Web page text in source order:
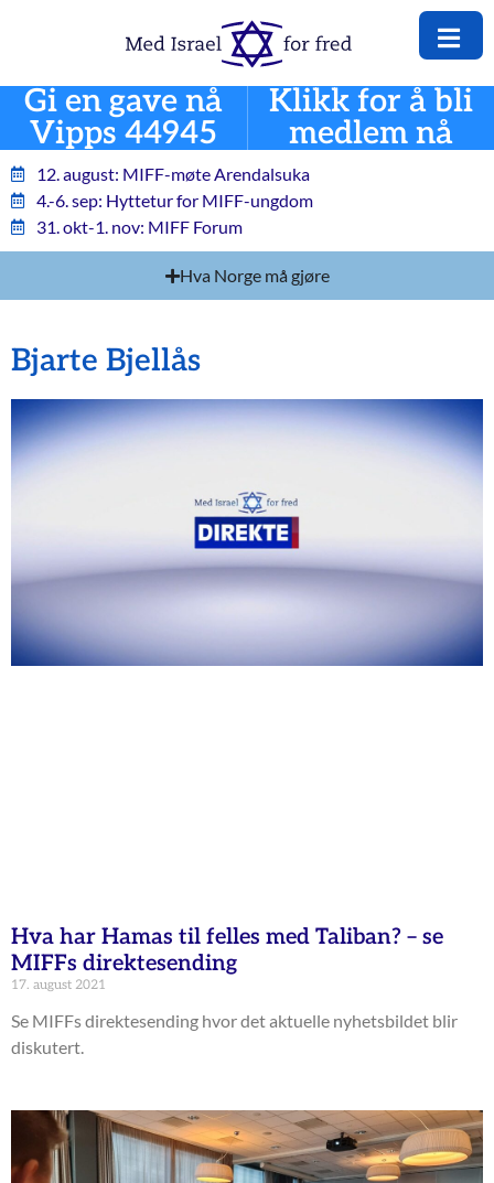
Gi en gave nå
Vipps 44945
Klikk for å bli
medlem nå
12. august: MIFF-møte Arendalsuka
4.-6. sep: Hyttetur for MIFF-ungdom
31. okt-1. nov: MIFF Forum
Hva Norge må gjøre
Bjarte Bjellås
Hva har Hamas til felles med Taliban? – se
MIFFs direktesending
17. august 2021
Se MIFFs direktesending hvor det aktuelle nyhetsbildet blir
diskutert.